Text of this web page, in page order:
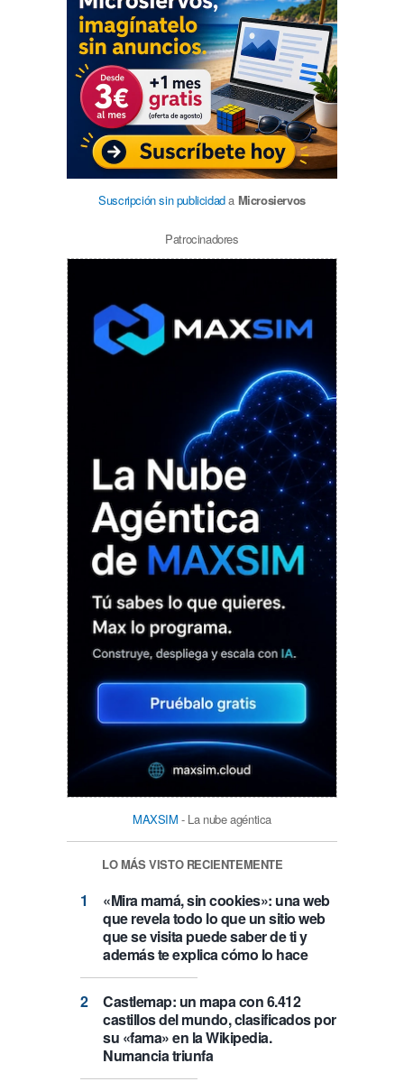
Suscripción sin publicidada Microsiervos
Patrocinadores
MAXSIM - La nube agéntica
LO MÁS VISTO RECIENTEMENTE
«Mira mamá, sin cookies»: una web
que revela todo lo que un sitio web
que se visita puede saber de ti y
además te explica cómo lo hace
Castlemap: un mapa con 6.412
castillos del mundo, clasificados por
su «fama» en la Wikipedia.
Numancia triunfa